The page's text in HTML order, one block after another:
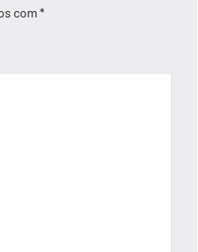
com *